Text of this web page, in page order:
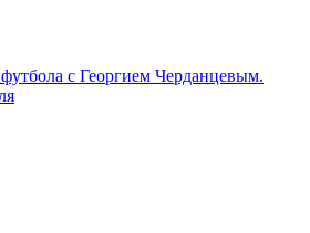
с Георгием Черданцевым.